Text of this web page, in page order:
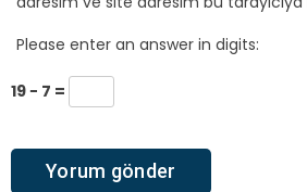
Please enter an answer in digits:
19 − 7 =